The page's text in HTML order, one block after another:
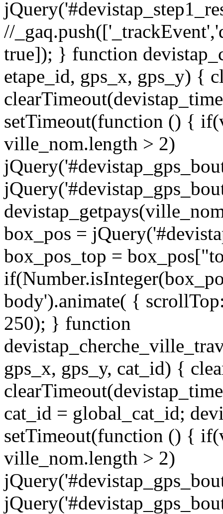
//
true]); } function
etape_id, gps_x, gps_y) {
setTimeout(function () {
ville_nom.length > 2)
box_pos =
box_pos_top =
body').animate( {
250); } function
gps_x, gps_y, cat_id) {
cat_id = global_cat_id;
setTimeout(function () {
ville_nom.length > 2)